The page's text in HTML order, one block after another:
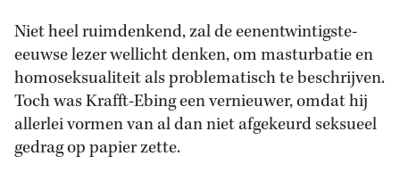
Niet heel ruimdenkend, zal de eenentwintigste-
eeuwse lezer wellicht denken, om masturbatie en
homoseksualiteit als problematisch te beschrijven.
Toch was Krafft-Ebing een vernieuwer, omdat hij
allerlei vormen van al dan niet afgekeurd seksueel
gedrag op papier zette.